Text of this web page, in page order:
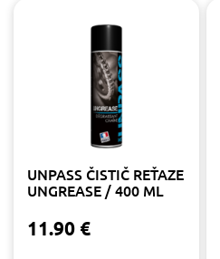
UNPASS ČISTIČ REŤAZE
UNGREASE / 400 ML
11.90 €